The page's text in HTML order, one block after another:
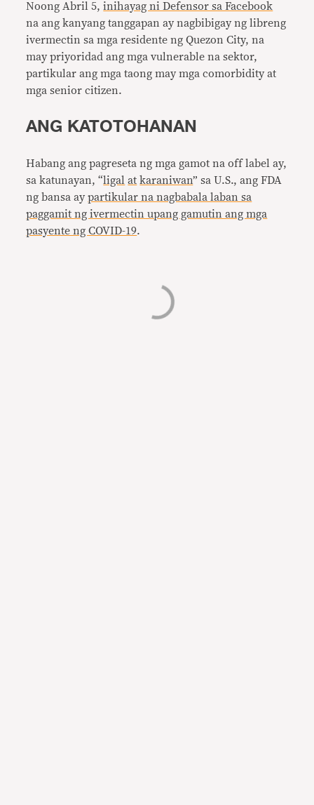
Noong Abril 5,inihayag ni Defensor sa Facebook
na ang kanyang tanggapan ay nagbibigay ng libreng
ivermectin sa mga residente ng Quezon City, na
may priyoridad ang mga vulnerable na sektor,
partikular ang mga taong may mga comorbidity at
mga senior citizen.
ANG KATOTOHANAN
Habang ang pagreseta ng mga gamot na off label ay,
sa katunayan, “ligal at karaniwan” sa U.S., ang FDA
ng bansa aypartikular na nagbabala laban sa
paggamit ng ivermectin upang gamutin ang mga
pasyente ng COVID-19.